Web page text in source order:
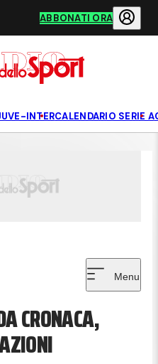
ABBONATI ORA
INTERCALENDARIO SERIE A
Menu
CRONACA,